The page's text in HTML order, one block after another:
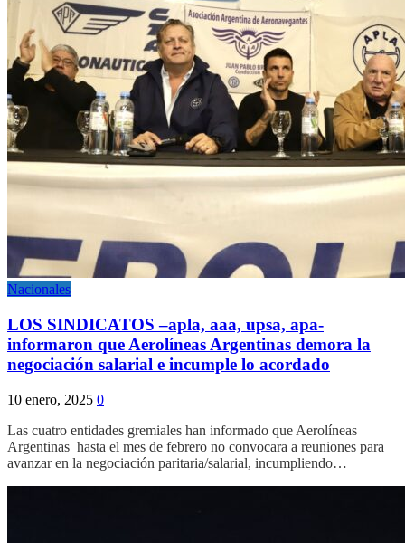
Nacionales
LOS SINDICATOS –apla, aaa, upsa, apa-
informaron que Aerolíneas Argentinas demora la
negociación salarial e incumple lo acordado
10 enero, 2025 0
Las cuatro entidades gremiales han informado que Aerolíneas
Argentinas hasta el mes de febrero no convocara a reuniones para
avanzar en la negociación paritaria/salarial, incumpliendo…